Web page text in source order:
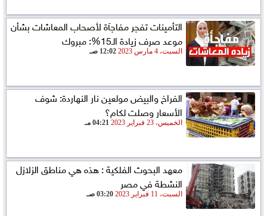
التأمينات تفجر مفاجآة لأصحاب المعاشات بشأن
موعد صرف زيادة الـ15%: مبروك
السبت، 4 مارس 2023 12:02 صـ
الفراخ والبيض مولعين نار النهاردة: شوف
الأسعار وصلت لكام؟
الخميس، 23 فبراير 2023 04:21 مـ
معهد البحوث الفلكية : هذه هي مناطق الزلازل
النشطة في مصر
السبت، 11 فبراير 2023 03:20 صـ